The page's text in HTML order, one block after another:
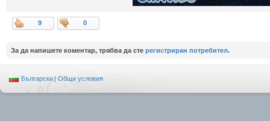
9 0
За да напишете коментар, трябва да сте регистриран потребител.
Български | Общи условия